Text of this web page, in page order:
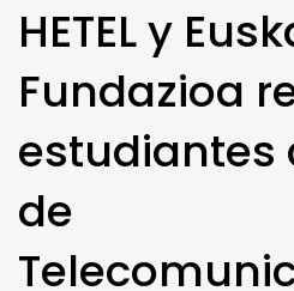
HETEL y
Fundazioa
estudiantes
de